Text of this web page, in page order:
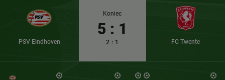
PSV Eindhoven
Koniec
5 : 1
2 : 1 FC Twente